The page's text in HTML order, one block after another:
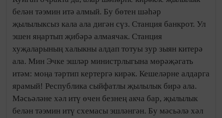
белән тәэмин итә алмый. Бу бөтен шәһәр
җылылыксыз кала ала дигән сүз. Станция банкрот. Ул
эшен яңартып җибәрә алмаячак. Станция
хуҗаларының халыкны алдап тотуы зур зыян китерә
ала. Мин Эчке эшләр министрлыгына мөрәҗәгать
итәм: моңа тәртип кертергә кирәк. Кешеләрне алдарга
ярамый! Республика сыйфатлы җылылык бирә ала.
Мәсьәләне хәл итү өчен безнең акча бар, җылылык
белән тәэмин итү схемасы эшләнгән. Бу мәсьәлә хәл